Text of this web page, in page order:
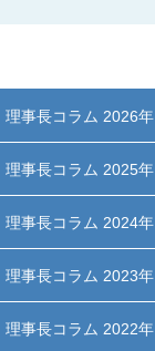
理事長コラム 2026年
理事長コラム 2025年
理事長コラム 2024年
理事長コラム 2023年
理事長コラム 2022年